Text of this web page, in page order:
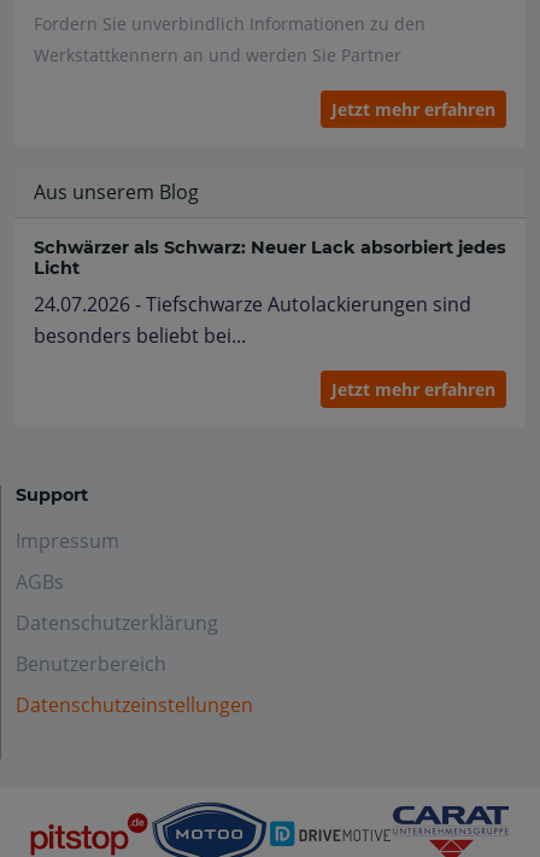
Fordern Sie unverbindlich Informationen zu den
Werkstattkennern an und werden Sie Partner
Jetzt mehr erfahren
Aus unserem Blog
Schwärzer als Schwarz: Neuer Lack absorbiert jedes
Licht
24.07.2026 - Tiefschwarze Autolackierungen sind
besonders beliebt bei...
Jetzt mehr erfahren
Support
Impressum
AGBs
Datenschutzerklärung
Benutzerbereich
Datenschutzeinstellungen